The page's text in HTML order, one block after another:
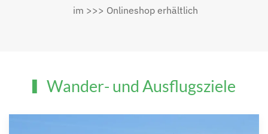
im >>> Onlineshop erhältlich
Wander- und Ausflugsziele